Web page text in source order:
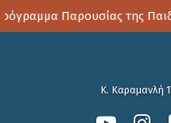
Παρουσίας της
Κ. Καραμανλή